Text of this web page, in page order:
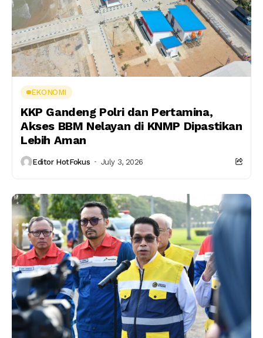
EKONOMI
KKP Gandeng Polri dan Pertamina,
Akses BBM Nelayan di KNMP Dipastikan
Lebih Aman
Editor HotFokus July 3, 2026